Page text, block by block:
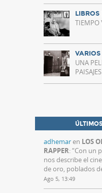
LIBROS
TIEMPO
VARIOS
UNA
adhemaren LOS
RAPPER: “Con un
nos describe el
de oro, poblados
Ago 5, 13:49